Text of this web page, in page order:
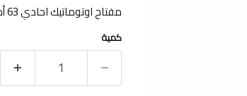
مفتاح اوتوماتيك احادي 63 أمبيرسعه القطع 10 ك.أ HDB9H631C63
كمية